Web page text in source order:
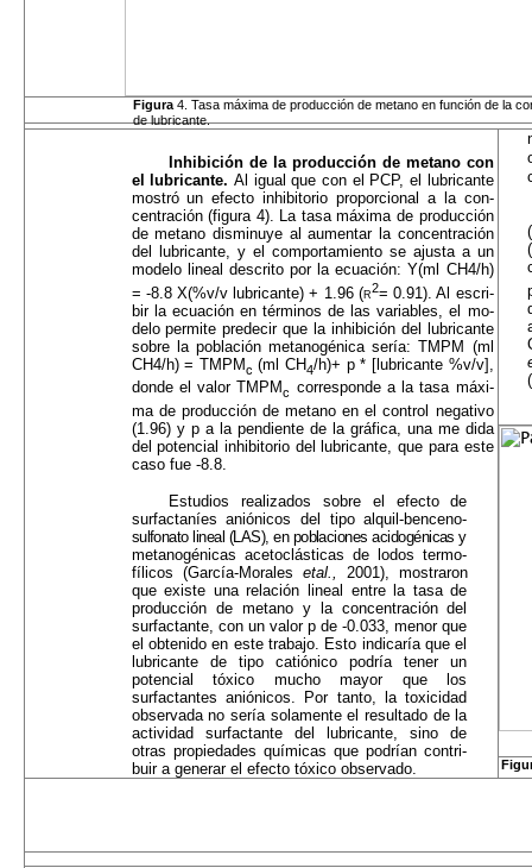
Figura 4. Tasa máxima de producción de metano en función de la
de lubricante.
Inhibición de la producción de metano con
el lubricante. Al igual que con el PCP, el lubricante
mostró un efecto inhibitorio proporcional a la con­
centración (figura 4). La tasa máxima de producción
de metano disminuye al aumentar la concentración
del lubricante, y el comportamiento se ajusta a un
modelo lineal descrito por la ecuación: Y(ml CH4/h)
= -8.8 X(%v/v lubricante) + 1.96 (r2=0.91). Al escri­
bir la ecuación en términos de las variables, el mo­
delo permite predecir que la inhibición del lubrican­te
sobre la población metanogénica sería: TMPM (ml
CH4/h) = TMPMc (ml CH4/h)+ p * [lubricante %v/v],
donde el valor TMPMc corresponde a la tasa máxi­
ma de producción de metano en el control negativo
(1.96) y p a la pendiente de la gráfica, una me dida
del potencial inhibitorio del lubricante, que para este
caso fue -8.8.
Estudios realizados sobre el efecto de
surfactaníes aniónicos del tipo alquil-benceno-
sulfonato lineal (LAS), en poblaciones acidogénicasy
metanogénicas acetoclásticas de lodos termo-
fílicos (García-Morales etal., 2001), mostraron
que existe una relación lineal entre la tasa de
produc­ción de metano y la concentración del
surfactante, con un valor p de -0.033, menor que
el obtenido en este trabajo. Esto indicaría que el
lubricante de tipo catiónico podría tener un
potencial tóxico mucho mayor que los
surfactantes aniónicos. Por tanto, la toxicidad
observada no sería solamente el resulta­do de la
actividad surfactante del lubricante, sino de
otras propiedades químicas que podrían contri­
buir a generar el efecto tóxico observado.